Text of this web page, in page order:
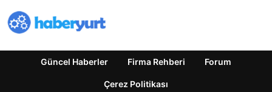
Güncel Haberler Firma Rehberi Forum
Çerez Politikası